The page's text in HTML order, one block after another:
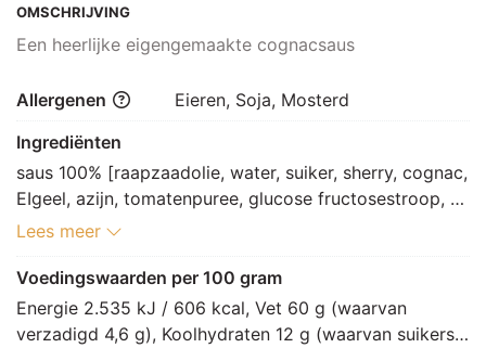
OMSCHRIJVING
Een heerlijke eigengemaakte cognacsaus
Allergenen
Eieren, Soja, Mosterd
Ingrediënten
saus 100% [raapzaadolie, water, suiker, sherry, cognac,
EIgeel, azijn, tomatenpuree, glucose fructosestroop,
MOSTERDzaad, zout, kruiden, aroma (SOJAeiwit),
conserveermiddel: E202, voedingszuur: E330,
verdikkingsmiddel: E415, antioxidant: E385]
Lees meer
Voedingswaarden per 100 gram
Energie 2.535 kJ / 606 kcal, Vet 60 g (waarvan
verzadigd 4,6 g), Koolhydraten 12 g (waarvan suikers